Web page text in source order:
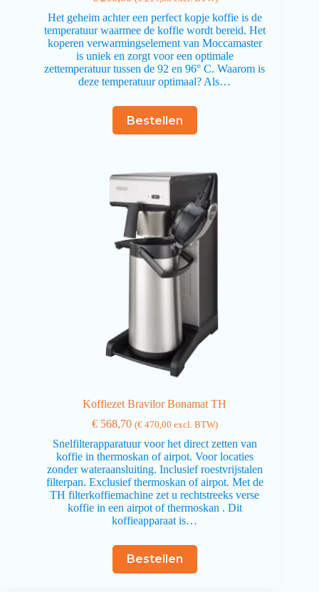
Het geheim achter een perfect kopje koffie is de
temperatuur waarmee de koffie wordt bereid. Het
koperen verwarmingselement van Moccamaster
is uniek en zorgt voor een optimale
zettemperatuur tussen de 92 en 96° C. Waarom is
deze temperatuur optimaal? Als…
Bestellen
Koffiezet Bravilor Bonamat TH
€568,70 (€470,00 excl. BTW)
Snelfilterapparatuur voor het direct zetten van
koffie in thermoskan of airpot. Voor locaties
zonder wateraansluiting. Inclusief roestvrijstalen
filterpan. Exclusief thermoskan of airpot. Met de
TH filterkoffiemachine zet u rechtstreeks verse
koffie in een airpot of thermoskan . Dit
koffieapparaat is…
Bestellen